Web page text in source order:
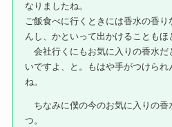
なりましたね。
ご飯食べに行くときには香水の香
んし、かといって出かけることもほ
会社行くにもお気に入りの香水だ
いですよ、と。もはや手がつけら
ね。
ちなみに僕の今のお気に入りの香
つ。